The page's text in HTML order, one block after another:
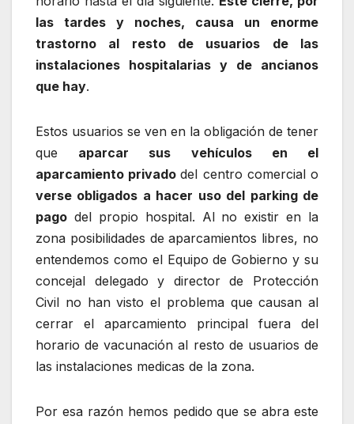
las tardes y noches, causa un enorme
trastorno al resto de usuarios de las
instalaciones hospitalarias y de ancianos
que hay.
Estos usuarios se ven en la obligación de tener
que aparcar sus vehículos en el
aparcamiento privadodel centro comercial o
verse obligados a hacer uso del parking de
pago del propio hospital. Al no existir en la
zona posibilidades de aparcamientos libres, no
entendemos como el Equipo de Gobierno y su
concejal delegado y director de Protección
Civil no han visto el problema que causan al
cerrar el aparcamiento principal fuera del
horario de vacunación al resto de usuarios de
las instalaciones medicas de la zona.
Por esa razón hemos pedido que se abra este